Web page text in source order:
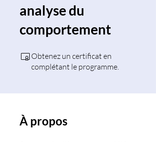
analyse du
comportement
Obtenez un certificat en
complétant le programme.
À propos